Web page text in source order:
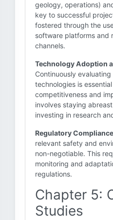
geology, operations)
key to successful
fostered through the
software platforms and
channels.
Technology Adoption
Continuously
technologies is
competitiveness and
involves staying
investing in research
Regulatory
relevant safety and
non-negotiable. This
monitoring and
regulations.
Chapter 5:
Studies